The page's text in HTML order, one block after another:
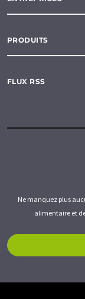
PRODUITS
FLUX RSS
Ne manquez plus
alimentaire et